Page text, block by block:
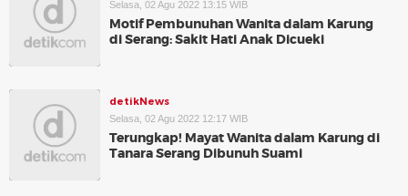
Selasa, 02 Agu 2022 13:15 WIB
Motif Pembunuhan Wanita dalam Karung
di Serang: Sakit Hati Anak Dicueki
detikNews
Selasa, 02 Agu 2022 12:17 WIB
Terungkap! Mayat Wanita dalam Karung di
Tanara Serang Dibunuh Suami